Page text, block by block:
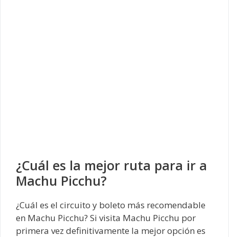
¿Cuál es la mejor ruta para ir a
Machu Picchu?
¿Cuál es el circuito y boleto más recomendable
en Machu Picchu? Si visita Machu Picchu por
primera vez definitivamente la mejor opción es